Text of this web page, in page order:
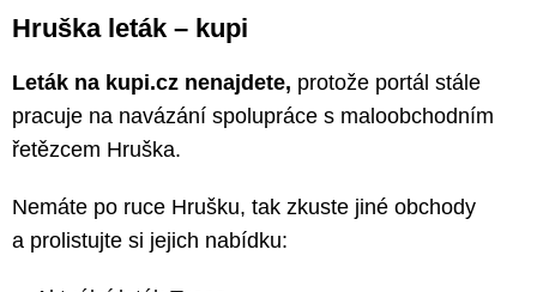
Hruška leták – kupi
Leták na kupi.cz nenajdete, protože portál stále
pracuje na navázání spolupráce s maloobchodním
řetězcem Hruška.
Nemáte po ruce Hrušku, tak zkuste jiné obchody
a prolistujte si jejich nabídku: